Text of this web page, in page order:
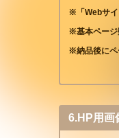
※「Webサイ
※基本ページ
※納品後にペ
6.HP用画